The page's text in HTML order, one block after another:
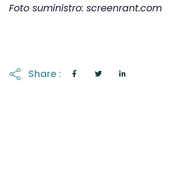
Foto suministro: screenrant.com
Share :